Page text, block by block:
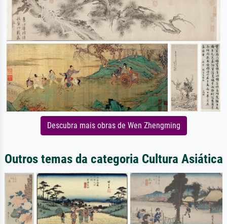
Descubra mais obras de Wen Zhengming
Outros temas da categoria Cultura Asiática